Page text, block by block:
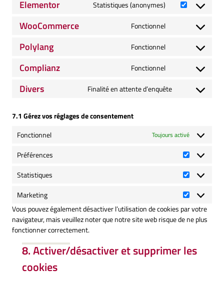
service
Elementor Statistiques (anonymes)
Consent
WooCommerce Fonctionnel
Consent
Polylang Fonctionnel
Consent
Complianz Fonctionnel
Consent
Divers Finalité en attente d’enquête
Consent
7.1 Gérez vos réglages de consentement
Fonctionnel
Toujours activé
Préférences
Statistiques
Statistiques
Marketing
Marketing
Vous pouvez également désactiver l’utilisation de cookies par votre
navigateur, mais veuillez noter que notre site web risque de ne plus
fonctionner correctement.
8. Activer/désactiver et supprimer les
cookies